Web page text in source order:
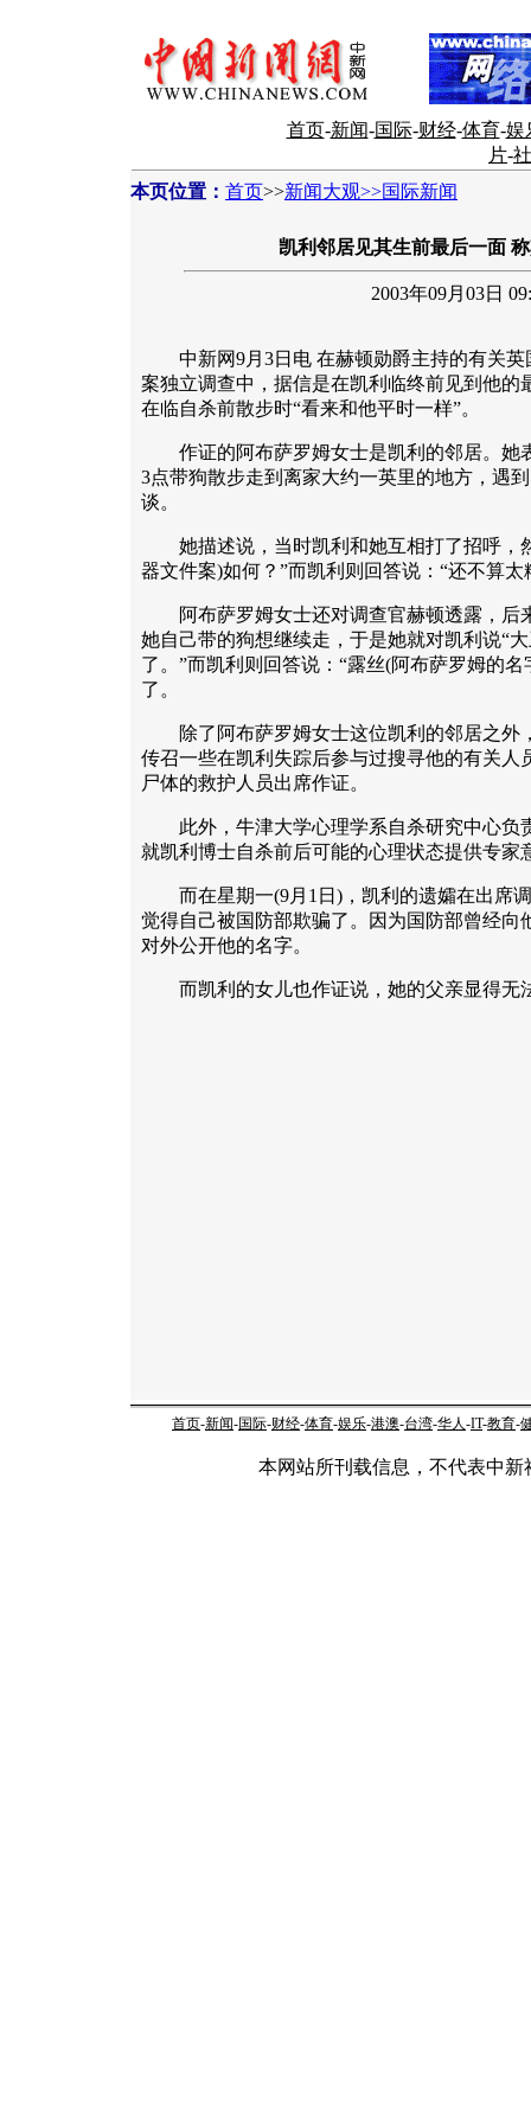
首页-新闻-国际-财经-体育-娱
片-
本页位置： 首页>>新闻大观>>国际新闻
凯利邻居见其生前最后一面
2003年09月03日
中新网9月3日电 在赫顿勋爵主持的有关英
案独立调查中，据信是在凯利临终前见到他的
在临自杀前散步时“看来和他平时一样”。
作证的阿布萨罗姆女士是凯利的邻居。她
3点带狗散步走到离家大约一英里的地方，遇
谈。
她描述说，当时凯利和她互相打了招呼，
器文件案)如何？”而凯利则回答说：“还不算太
阿布萨罗姆女士还对调查官赫顿透露，后
她自己带的狗想继续走，于是她就对凯利说“
了。”而凯利则回答说：“露丝(阿布萨罗姆的
了。
除了阿布萨罗姆女士这位凯利的邻居之外
传召一些在凯利失踪后参与过搜寻他的有关人
尸体的救护人员出席作证。
此外，牛津大学心理学系自杀研究中心负
就凯利博士自杀前后可能的心理状态提供专家
而在星期一(9月1日)，凯利的遗孀在出席调
觉得自己被国防部欺骗了。因为国防部曾经向
对外公开他的名字。
而凯利的女儿也作证说，她的父亲显得无
首页-新闻-国际-财经-体育-娱乐-港澳-台湾-华人-IT-教育-
本网站所刊载信息，不代表中